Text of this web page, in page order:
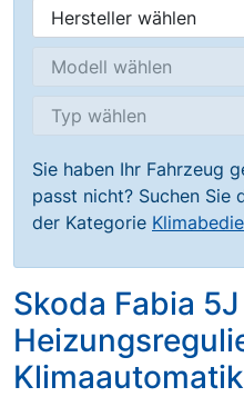
Sie haben Ihr Fahrzeug
passt nicht? Suchen Sie
der Kategorie
Skoda Fabia